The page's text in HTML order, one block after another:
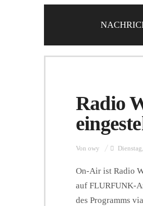
Radio
Von owy
On-Air ist Radio
auf FLURFUNK-
des Programms